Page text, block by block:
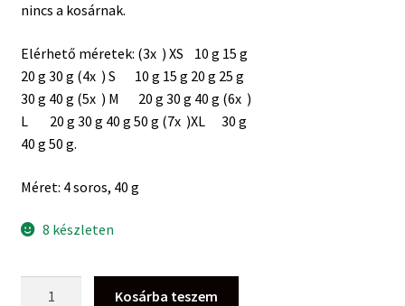
nincs a kosárnak.
Elérhető méretek: (3x ) XS 10 g 15 g
20 g 30 g (4x ) S 10 g 15 g 20 g 25 g
30 g 40 g (5x ) M 20 g 30 g 40 g (6x )
L 20 g 30 g 40 g 50 g (7x )XL 30 g
40 g 50 g.
Méret: 4 soros, 40 g
8 készleten
Kosárba teszem